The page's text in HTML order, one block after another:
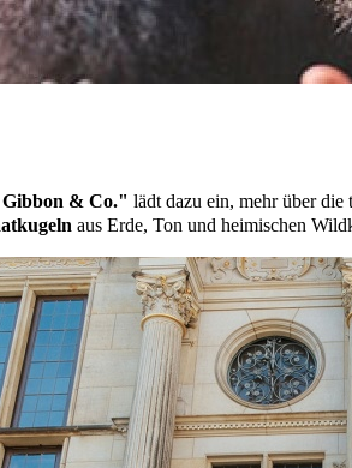
& Co." lädt dazu ein, mehr über
aus Erde, Ton und heimischen